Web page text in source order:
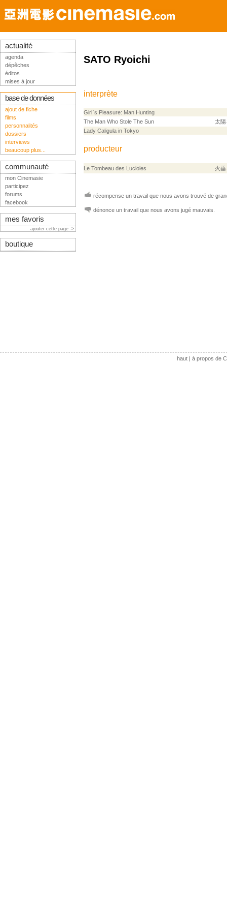
SATO Ryoichi
interprète
Girl`s Pleasure: Man Hunting
The Man Who Stole The Sun
太陽
Lady Caligula in Tokyo
producteur
Le Tombeau des Lucioles 火
récompense un travail que nous avons trouvé de
dénonce un travail que nous avons jugé mauvais.
actualité
agenda
dépêches
éditos
mises à jour
base de données
ajout de fiche
films
personnalités
dossiers
interviews
beaucoup plus...
communauté
mon Cinemasie
participez
forums
facebook
mes favoris
ajouter cette page ->
boutique
haut| à propos de